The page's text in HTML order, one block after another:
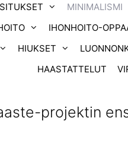
MINIMALISMI
IHONHOITO-
HIUKSET
HAASTATTELUT
projektin